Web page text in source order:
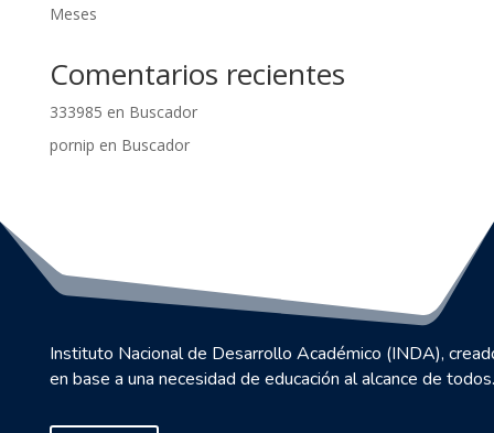
Meses
Comentarios recientes
333985 en Buscador
pornip en Buscador
Instituto Nacional de Desarrollo Académico (INDA),
en base a una necesidad de educación al alcance de todos.